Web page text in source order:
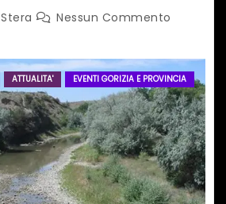
Stera Nessun Commento
ATTUALITA' EVENTI GORIZIA E PROVINCIA